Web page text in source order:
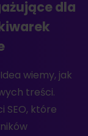
dla
wiemy, jak
treści.
SEO, które